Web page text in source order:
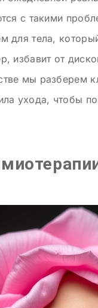
с такими
для тела,
избавит от
мы разберем
ухода, чтобы